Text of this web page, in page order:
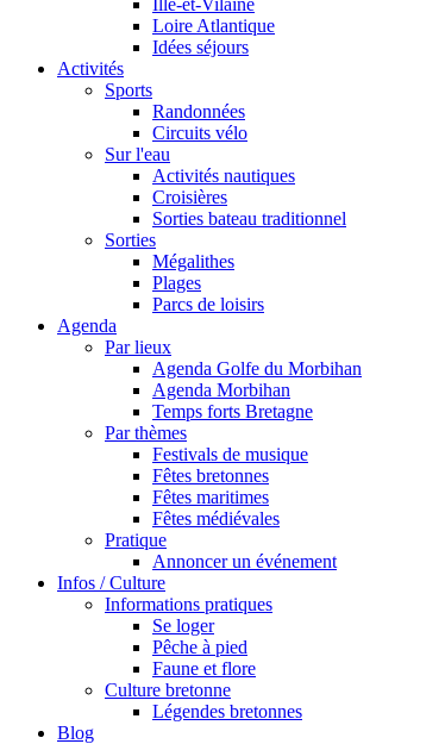
Ille-et-Vilaine
Loire Atlantique
Idées séjours
Activités
Sports
Randonnées
Circuits vélo
Sur l'eau
Activités nautiques
Croisières
Sorties bateau traditionnel
Sorties
Mégalithes
Plages
Parcs de loisirs
Agenda
Par lieux
Agenda Golfe du Morbihan
Agenda Morbihan
Temps forts Bretagne
Par thèmes
Festivals de musique
Fêtes bretonnes
Fêtes maritimes
Fêtes médiévales
Pratique
Annoncer un événement
Infos / Culture
Informations pratiques
Se loger
Pêche à pied
Faune et flore
Culture bretonne
Légendes bretonnes
Blog